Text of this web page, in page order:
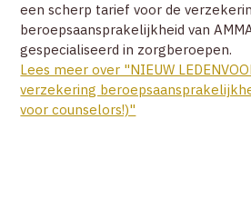
een scherp tarief voor de
beroepsaansprakelijkheid van
gespecialiseerd in zorgberoepen.
Lees meer over "NIEUW
verzekering
voor counselors!)"